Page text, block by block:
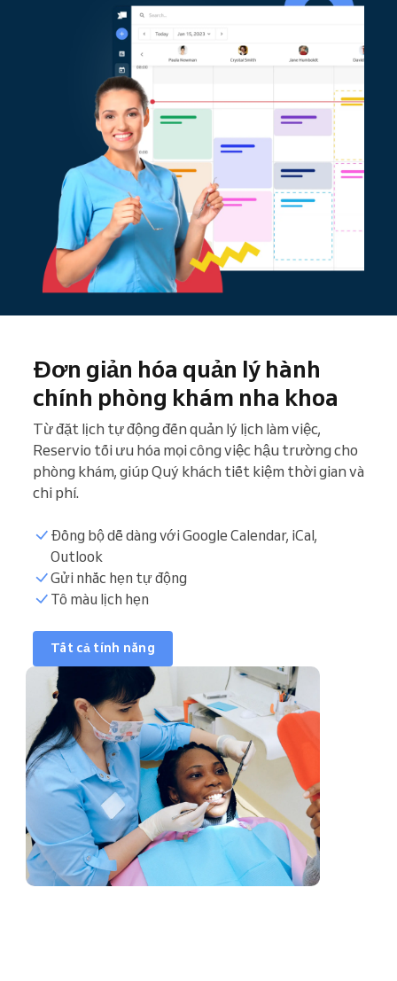
Đơn giản hóa quản lý hành
chính phòng khám nha khoa
Từ đặt lịch tự động đến quản lý lịch làm việc,
Reservio tối ưu hóa mọi công việc hậu trường cho
phòng khám, giúp Quý khách tiết kiệm thời gian và
chi phí.
Đồng bộ dễ dàng với Google Calendar, iCal,
Outlook
Gửi nhắc hẹn tự động
Tô màu lịch hẹn
Tất cả tính năng